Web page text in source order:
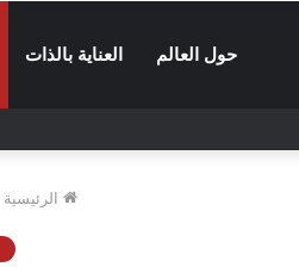
حول العالم العناية بالذات
الرئيسية